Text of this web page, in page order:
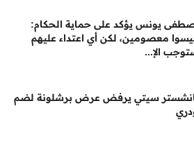
يونس يؤكد على حماية الحكام:
معصومين، لكن أي اعتداء عليهم
الإ...
سيتي يرفض عرض برشلونة لضم